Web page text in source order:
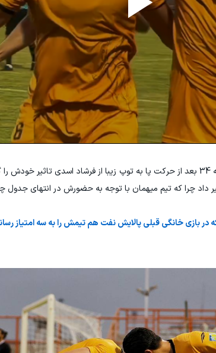
میری که از باتجربه‌های پالایش نفت است، در دقیقه 34 بعد از حرکت پا به توپ زیبا از
داد چرا که تیم میهمان با توجه به حضورش در انتهای جدول
خانگی قبلی پالایش نفت هم تیمش را به سه امتیاز رساند،